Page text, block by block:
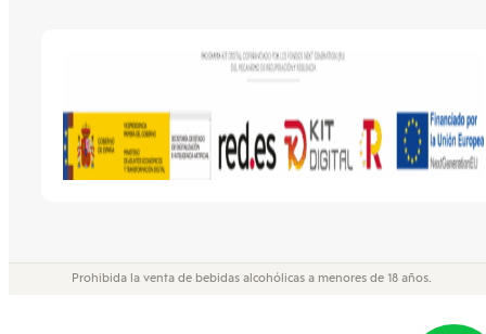
Prohibida la venta de bebidas alcohólicas a menores de 18 años.